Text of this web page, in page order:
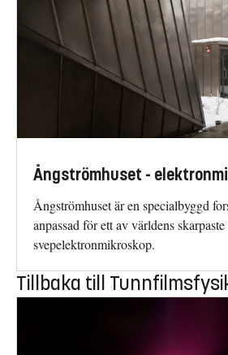
Ångströmhuset -
Ångströmhuset är en specialbyggd
anpassad för ett av världens skarpaste
svepelektronmikroskop.
Tillbaka till